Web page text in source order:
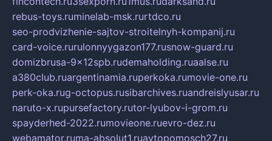
rebus-toys.ruminelab-msk.rurtdco.ru
seo-prodvizhenie-sajtov-stroitelnyh-kompanij.ru
card-voice.rurulonnyygazon177.rusnow-guard.ru
domizbrusa-9x12spb.rudemaholding.ruaalse.ru
a380club.ruargentinamia.ruperkoka.rumovie-one.ru
perk-oka.rug-octopus.rusibarchives.ruandreislyusar.ru
naruto-x.rupursefactory.rutor-lyubov-i-grom.ru
spayderhed-2022.rumovieone.ruevro-dez.ru
webamator.ruma-absolut1.ruavtopomosch27.ru